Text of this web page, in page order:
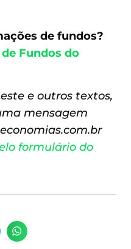
de fundos?
Fundos do
e outros textos,
mensagem
formulário do